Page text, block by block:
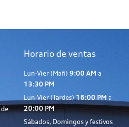
Horario de ventas
Lun-Vier (Mañ) 9:00 AM a
13:30 PM
Lun-Vier (Tardes) 16:00 PM a
20:00 PM
Sábados, Domingos y festivos